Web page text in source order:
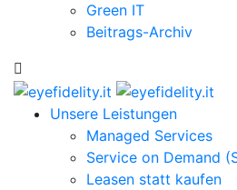
Green IT
Beitrags-Archiv
Unsere Leistungen
Managed Services
Service on Demand
Leasen statt kaufen